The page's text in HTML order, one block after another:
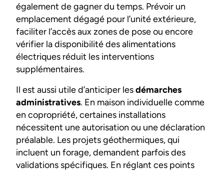
également de gagner du temps. Prévoir un
emplacement dégagé pour l’unité extérieure,
faciliter l’accès aux zones de pose ou encore
vérifier la disponibilité des alimentations
électriques réduit les interventions
supplémentaires.
Il est aussi utile d’anticiper lesdémarches
administratives. En maison individuelle comme
en copropriété, certaines installations
nécessitent une autorisation ou une déclaration
préalable. Les projets géothermiques, qui
incluent un forage, demandent parfois des
validations spécifiques. En réglant ces points